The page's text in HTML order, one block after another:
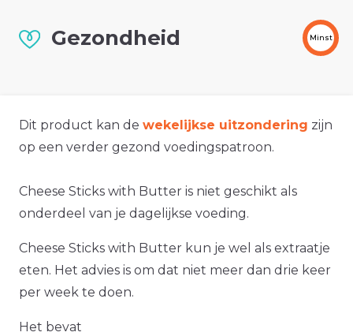
Gezondheid Minst
Dit product kan de wekelijkse uitzondering zijn
op een verder gezond voedingspatroon.
Cheese Sticks with Butter is niet geschikt als
onderdeel van je dagelijkse voeding.
Cheese Sticks with Butter kun je wel als extraatje
eten. Het advies is om dat niet meer dan drie keer
per week te doen.
Het bevat